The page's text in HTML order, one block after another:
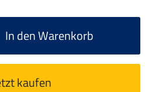
In den Warenkorb
kaufen